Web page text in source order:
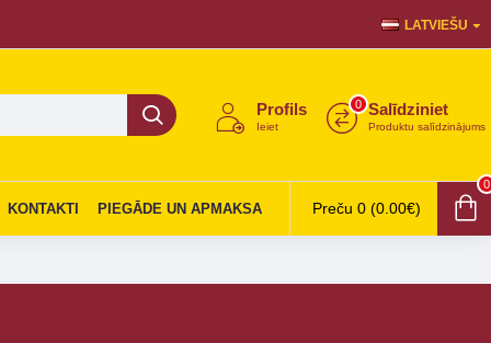
LATVIEŠU
Profils
Ieiet
Salīdziniet
Produktu salīdzinājums
0
KONTAKTI PIEGĀDE UN APMAKSA Preču 0 (0.00€)
0